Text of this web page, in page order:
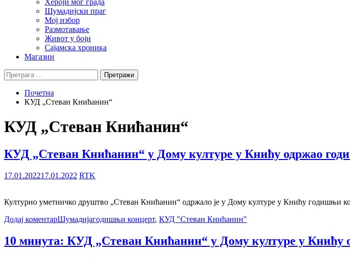
Хероји мог града
Шумадијски праг
Мој избор
Размотавање
Живот у боји
Сајамска хроника
Магазин
Претрага
за:
Почетна
КУД „Стеван Книћанин“
КУД „Стеван Книћанин“
КУД „Стеван Книћанин“ у Дому културе у Книћу одржао
17.01.202217.01.2022 RTK
Културно уметничко друштво „Стеван Книћанин“ одржало је у Дому културе у Книћу годишњи
Додај коментарШумадијагодишњи концерт, КУД "Стеван Книћанин"
10 минута: КУД „Стеван Книћанин“ у Дому културе у Книћу